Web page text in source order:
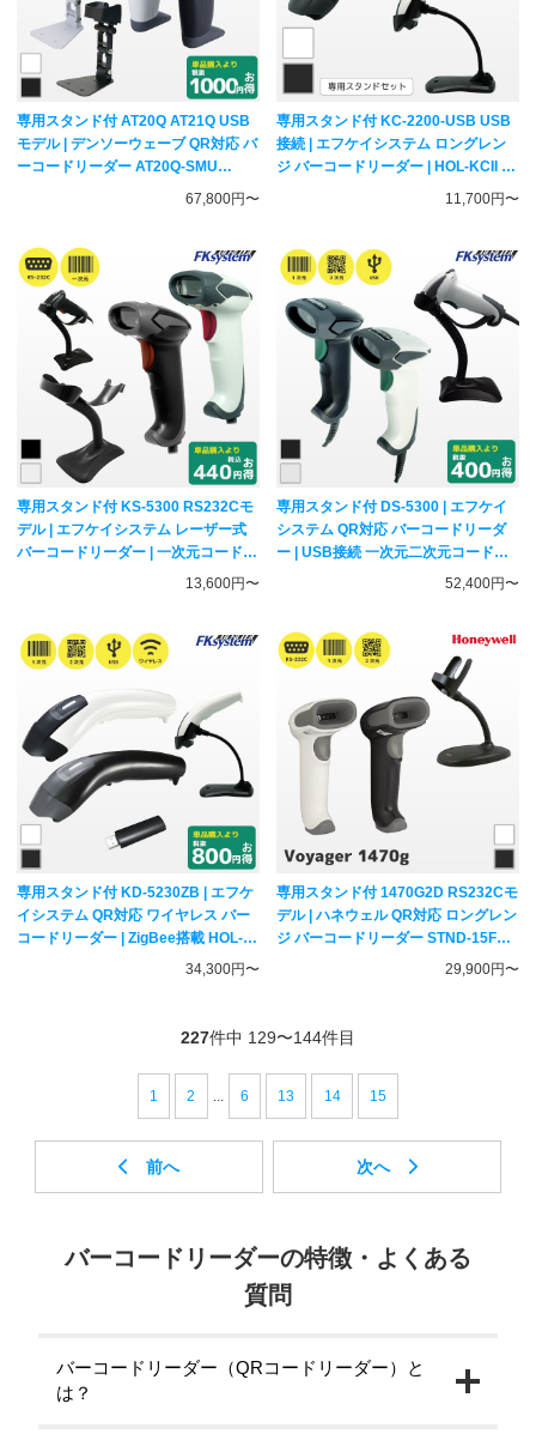
専用スタンド付 AT20Q AT21Q USB
モデル | デンソーウェーブ QR対応 バ
ーコードリーダー AT20Q-SMU
AT21Q-SMU | LEDマーカ 5年保証 一
67,800円〜
専用スタンド付 KC-2200-USB USB
接続 | エフケイシステム ロングレン
ジ バーコードリーダー | HOL-KCII 一
次元コード対応 ハンディスキャナー
11,700円〜
専用スタンド付 KS-5300 RS232Cモ
デル | エフケイシステム レーザー式
バーコードリーダー | 一次元コード対
応 ハンディスキャナー FKsystem
13,600円〜
専用スタンド付 DS-5300 | エフケイ
システム QR対応 バーコードリーダ
ー | USB接続 一次元二次元コード対
応 ハンディスキャナー FKsystem
52,400円〜
専用スタンド付 KD-5230ZB | エフケ
イシステム QR対応 ワイヤレス バー
コードリーダー | ZigBee搭載 HOL-
KCII 一次元二次元コード対応 ハンデ
34,300円〜
専用スタンド付 1470G2D RS232Cモ
デル | ハネウェル QR対応 ロングレン
ジ バーコードリーダー STND-15F03-
009-6セット | Voyager 1470g 一次元
Honeywell
29,900円〜
227件中 129〜144件目
1 2 ... 6 13 14 15
バーコードリーダーの特徴・よくある
質問
バーコードリーダー（QRコードリーダー）と
は？